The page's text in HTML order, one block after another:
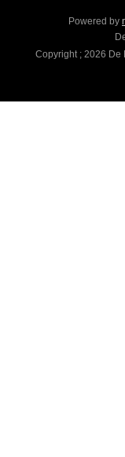
Powered by
Copyright ; 2026 De